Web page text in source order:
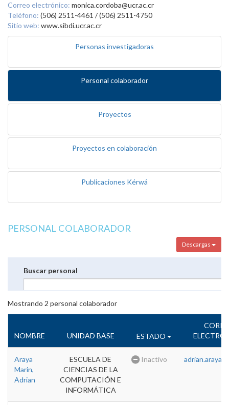
Correo electrónico: monica.cordoba@ucr.ac.cr
Teléfono: (506) 2511-4461 / (506) 2511-4750
Sitio web: www.sibdi.ucr.ac.cr
Personas investigadoras
Personal colaborador
Proyectos
Proyectos en colaboración
Publicaciones Kérwá
PERSONAL COLABORADOR
Descargas
Buscar personal
Mostrando 2 personal colaborador
NOMBRE UNIDAD BASE ESTADO
Araya
Marin,
Adrian
ESCUELA DE
CIENCIAS DE LA
COMPUTACIÓN E
INFORMÁTICA
Inactivo